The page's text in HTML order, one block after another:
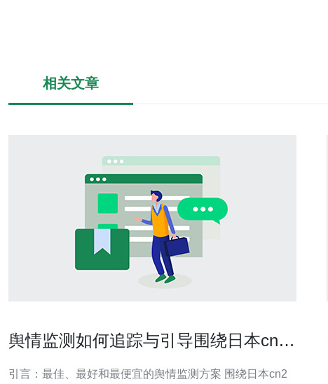
相关文章
舆情监测如何追踪与引导围绕日本cn2
引言：最佳、最好和最便宜的舆情监测方案 围绕日本cn2